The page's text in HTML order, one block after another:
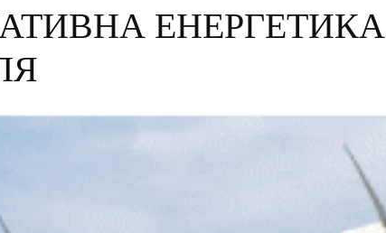
ЕНЕРГЕТИКА